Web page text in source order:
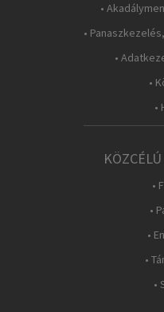
•
•
•
•
•
•
•
•
•
•